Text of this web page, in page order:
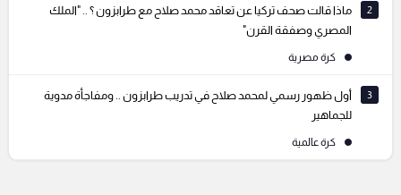
2
ماذا قالت صحف تركيا عن تعاقد محمد صلاح مع طرابزون ؟ .. "الملك
المصري وصفقة القرن"
كرة مصرية
3
أول ظهور رسمي لمحمد صلاح في تدريب طرابزون .. ومفاجأة مدوية
للجماهير
كرة عالمية